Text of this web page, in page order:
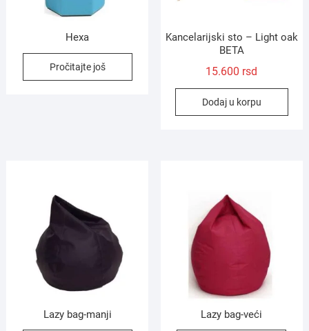
Hexa
Pročitajte još
Kancelarijski sto – Light oak
BETA
15.600 rsd
Dodaj u korpu
Lazy bag-manji Lazy bag-veći